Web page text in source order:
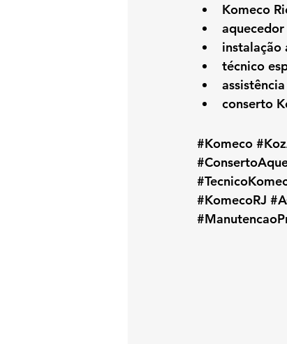
Komeco
instalação
técnico
conserto
#Komeco
#KomecoRJ